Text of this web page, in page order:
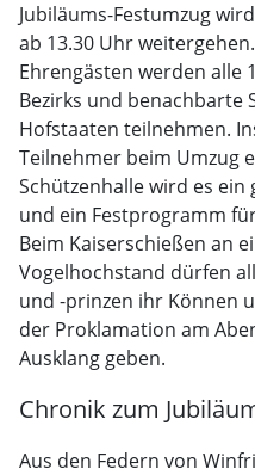
Jubiläums-Festumzug
ab 13.30 Uhr
Ehrengästen werden alle
Bezirks und benachbarte
Hofstaaten teilnehmen.
Teilnehmer beim Umzug
Schützenhalle wird es
und ein Festprogramm
Beim Kaiserschießen an
Vogelhochstand dürfen
und -prinzen ihr Können
der Proklamation am
Ausklang geben.
Chronik zum
Aus den Federn von